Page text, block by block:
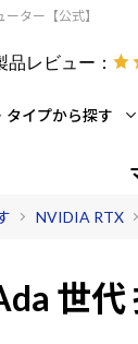
ター【公式】
品レビュー：
タイプから探す
NVIDIA RTX
世代